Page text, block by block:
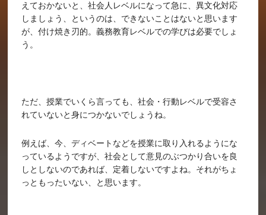
えておかないと、社会人レベルになって急に、異文化対応
しましょう、というのは、できないことはないと思います
が、付け焼き刃的。義務教育レベルでの学びは必要でしょ
う。
ただ、授業でいくら言っても、社会・行動レベルで受容さ
れていないと身につかないでしょうね。
例えば、今、ディベートなどを授業に取り入れるようにな
っているようですが、社会として意見のぶつかり合いを良
しとしないのであれば、定着しないですよね。それがちょ
っともったいない、と思います。